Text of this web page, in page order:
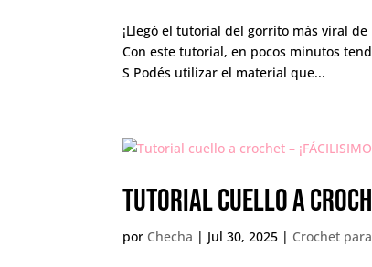
¡Llegó el tutorial del gorrito más viral
Con este tutorial, en pocos minutos
S Podés utilizar el material que...
Tutorial cuello a crochet
por Checha | Jul 30, 2025 | Crochet